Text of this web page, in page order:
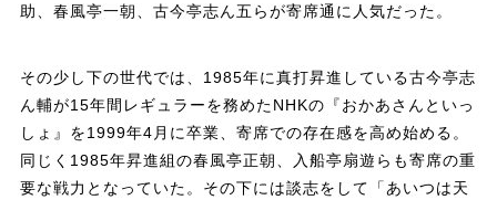
助、春風亭一朝、古今亭志ん五らが寄席通に人気だった。
その少し下の世代では、1985年に真打昇進している古今亭志
ん輔が15年間レギュラーを務めたNHKの『おかあさんといっ
しょ』を1999年4月に卒業、寄席での存在感を高め始める。
同じく1985年昇進組の春風亭正朝、入船亭扇遊らも寄席の重
要な戦力となっていた。その下には談志をして「あいつは天